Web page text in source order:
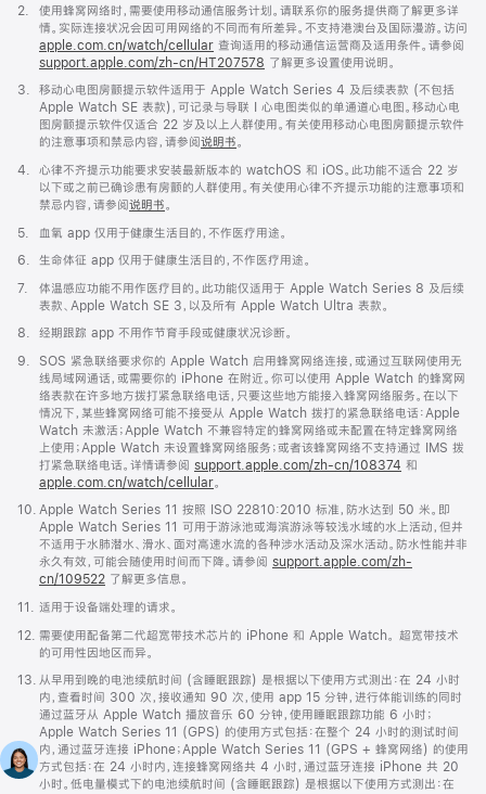
脚
2.
使用蜂窝网络时，需要使用移动通信服务计划。请联系你的服务提供商了解更多详
情。实际连接状况会因可用网络的不同而有所差异。不支持港澳台及国际漫游。访问
apple.com.cn/watch/cellular 查询适用的移动通信运营商及适用条件。请参阅
support.apple.com/zh-cn/HT207578 (在
窗
口
中
开)
了解更多设置使用说明。
脚
3.
移动心电图房颤提示软件适用于 Apple Watch Series 4 及后续表款 (不包括
Apple Watch SE 表款)，可记录与导联 I 心电图类似的单通道心电图。移动心电
图房颤提示软件仅适合 22 岁及以上人群使用。有关使用移动心电图房颤提示软件
的注意事项和禁忌内容，请参阅 说明书。
脚
4.
心律不齐提示功能要求安装最新版本的 watchOS 和 iOS。此功能不适合 22 岁
以下或之前已确诊患有房颤的人群使用。有关使用心律不齐提示功能的注意事项和
禁忌内容，请参阅说明书。
脚
5. 血氧 app 仅用于健康生活目的，不作医疗用途。
脚
6. 生命体征 app 仅用于健康生活目的，不作医疗用途。
脚
7.
体温感应功能不用作医疗目的。此功能仅适用于 Apple Watch Series 8 及后续
表款、Apple Watch SE 3，以及所有 Apple Watch Ultra 表款。
脚
8. 经期跟踪 app 不用作节育手段或健康状况诊断。
脚
9.
SOS 紧急联络要求你的 Apple Watch 启用蜂窝网络连接，或通过互联网使用无
线局域网通话，或需要你的 iPhone 在附近。你可以使用 Apple Watch 的蜂窝网
络表款在许多地方拨打紧急联络电话，只要这些地方能接入蜂窝网络服务。在以下
情况下，某些蜂窝网络可能不接受从 Apple Watch 拨打的紧急联络电话：Apple
Watch 未激活；Apple Watch 不兼容特定的蜂窝网络或未配置在特定蜂窝网络
上使用；Apple Watch 未设置蜂窝网络服务；或者该蜂窝网络不支持通过 IMS 拨
打紧急联络电话。详情请参阅 support.apple.com/zh-cn/108374 (在
口
中
打
开)
和
apple.com.cn/watch/cellular。
脚
10. Apple Watch Series 11 按照 ISO 22810:2010 标准，防水达到 50 米。即
Apple Watch Series 11 可用于游泳池或海滨游泳等较浅水域的水上活动，但并
不适用于水肺潜水、滑水、面对高速水流的各种涉水活动及深水活动。防水性能并非
永久有效，可能会随使用时间而下降。请参阅 support.apple.com/zh-
cn/109522 了解更多信息。
脚
11. 适用于设备端处理的请求。
脚
12. 需要使用配备第二代超宽带技术芯片的 iPhone 和 Apple Watch。 超宽带技术
的可用性因地区而异。
脚
13.
从早用到晚的电池续航时间 (含睡眠跟踪) 是根据以下使用方式测出：在 24 小时
内，查看时间 300 次，接收通知 90 次，使用 app 15 分钟，进行体能训练的同时
通过蓝牙从 Apple Watch 播放音乐 60 分钟，使用睡眠跟踪功能 6 小时；
Apple Watch Series 11 (GPS) 的使用方式包括：在整个 24 小时的测试时间
内，通过蓝牙连接 iPhone；Apple Watch Series 11 (GPS + 蜂窝网络) 的使用
方式包括：在 24 小时内，连接蜂窝网络共 4 小时，通过蓝牙连接 iPhone 共 20
小时。低电量模式下的电池续航时间 (含睡眠跟踪) 是根据以下使用方式测出：在